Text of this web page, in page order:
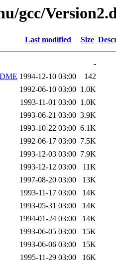
gcc/
Last modified Size
-
1994-12-10 03:00
142
1992-06-10 03:00 1.0K
1993-11-01 03:00 1.0K
1993-06-21 03:00 3.9K
1993-10-22 03:00 6.1K
1992-06-17 03:00 7.5K
1993-12-03 03:00 7.9K
1993-12-12 03:00
11K
1997-08-20 03:00
13K
1993-11-17 03:00
14K
1993-05-31 03:00
14K
1994-01-24 03:00
14K
1993-06-05 03:00
15K
1993-06-06 03:00
15K
1995-11-29 03:00
16K